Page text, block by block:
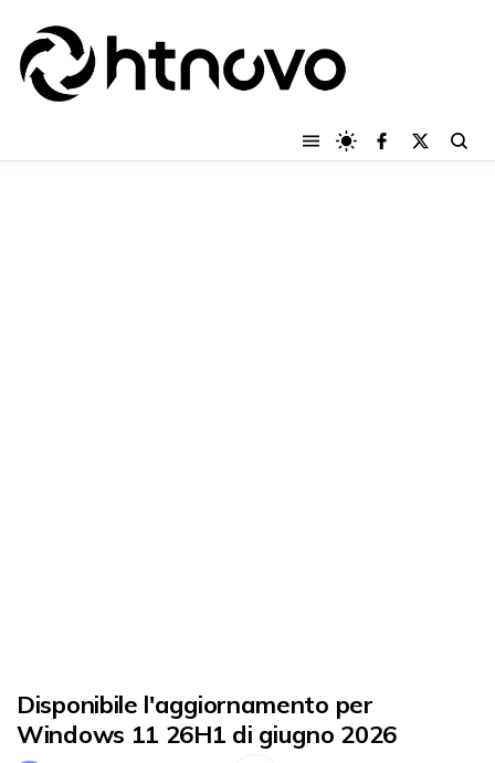
Disponibile l'aggiornamento per
Windows 11 26H1 di giugno 2026